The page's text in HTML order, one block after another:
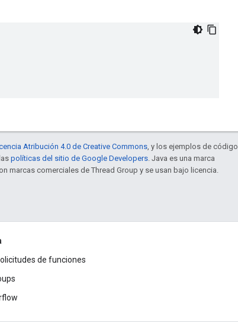
Atribución 4.0 de Creative Commons, y los ejemplos de código
políticas del sitio de Google Developers. Java es una marca
marcas comerciales de Thread Group y se usan bajo licencia.
de funciones